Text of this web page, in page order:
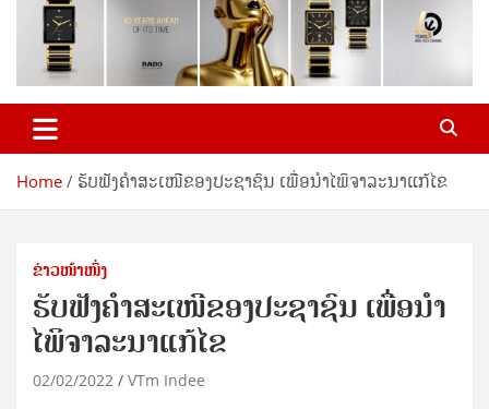
Home ຮັບຟັງຄໍາສະເໜີຂອງປະຊາຊົນ ເພື່ອນໍາໄພິຈາລະນາແກ້ໄຂ
ຂ່າວໜ້າໜຶ່ງ
ຮັບຟັງຄໍາສະເໜີຂອງປະຊາຊົນ ເພື່ອນໍາ
ໄພິຈາລະນາແກ້ໄຂ
02/02/2022 VTm Indee